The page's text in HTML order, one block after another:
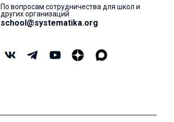
По вопросам сотрудничества для школ и
других организаций
school@systematika.org